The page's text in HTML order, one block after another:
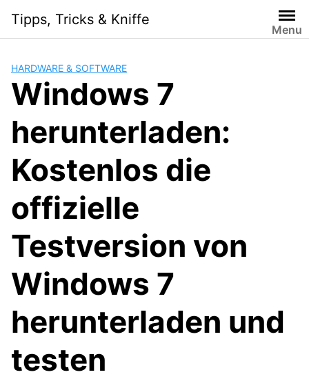
content
Tipps, Tricks & Kniffe
Menu
HARDWARE & SOFTWARE
Windows 7
herunterladen:
Kostenlos die
offizielle
Testversion von
Windows 7
herunterladen und
testen